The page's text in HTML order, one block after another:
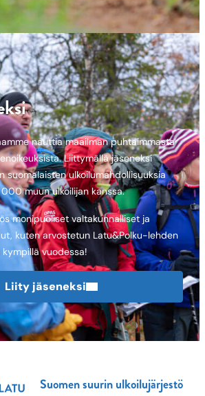
nauttia maailman puhtaimmasta
Liittymällä jäseneksi
suomalaisten ulkoilumahdollisuuksia
muun ulkoilijan kanssa.
monipuoliset valtakunnalliset ja
kuten arvostetun Latu&Polku-lehden
vuodessa!
Liity jäseneksi
Suomen suurin ulkoilujärjestö